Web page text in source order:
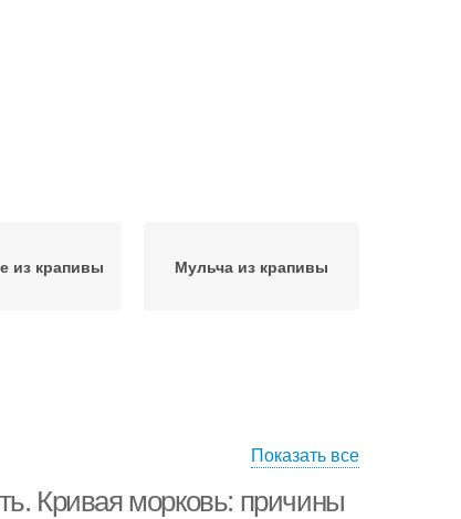
из крапивы Мульча из крапивы
Показать все
Кривая морковь: причины